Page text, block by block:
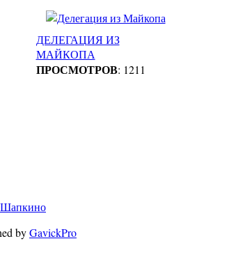
ДЕЛЕГАЦИЯ ИЗ
МАЙКОПА
ПРОСМОТРОВ: 1211
byGavickPro